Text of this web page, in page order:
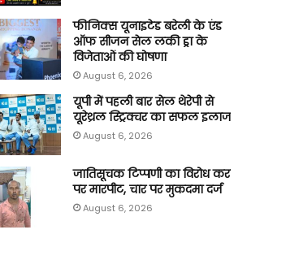
फीनिक्स यूनाइटेड बरेली के एंड
ऑफ सीजन सेल लकी ड्रा के
विजेताओं की घोषणा
August 6, 2026
यूपी में पहली बार सेल थेरेपी से
यूरेथ्रल स्ट्रिक्चर का सफल इलाज
August 6, 2026
जातिसूचक टिप्पणी का विरोध करने
पर मारपीट, चार पर मुकदमा दर्ज
August 6, 2026